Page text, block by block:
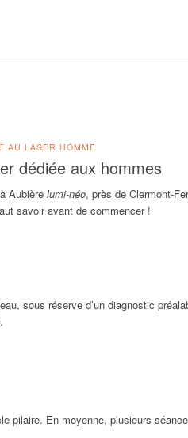
AU LASER HOMME
dédiée aux hommes
Aubière lumi-néo, près de Clermont-
savoir avant de commencer !
sous réserve d’un diagnostic
pilaire. En moyenne, plusieurs